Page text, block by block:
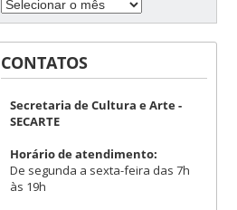
CONTATOS
Secretaria de Cultura e Arte -
SECARTE
Horário de atendimento:
De segunda a sexta-feira das 7h
às 19h